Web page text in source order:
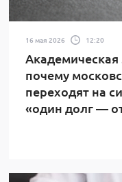
16 мая 2026 12:20
Академическая
почему
переходят на
«один долг —